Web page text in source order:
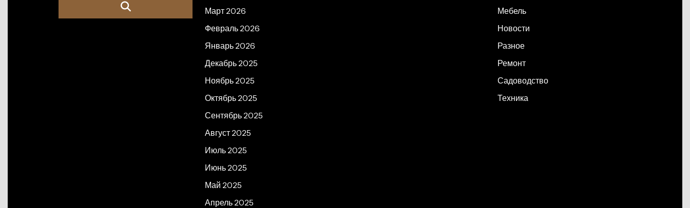
Март 2026
Февраль 2026
Январь 2026
Декабрь 2025
Ноябрь 2025
Октябрь 2025
Сентябрь 2025
Август 2025
Июль 2025
Июнь 2025
Май 2025
Апрель 2025
Мебель
Новости
Разное
Ремонт
Садоводство
Техника